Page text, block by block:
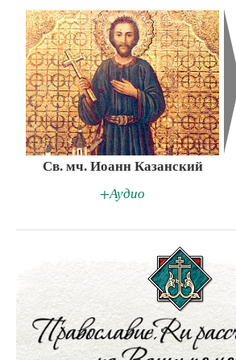
Св. мч. Иоанн Казанский
+Аудио